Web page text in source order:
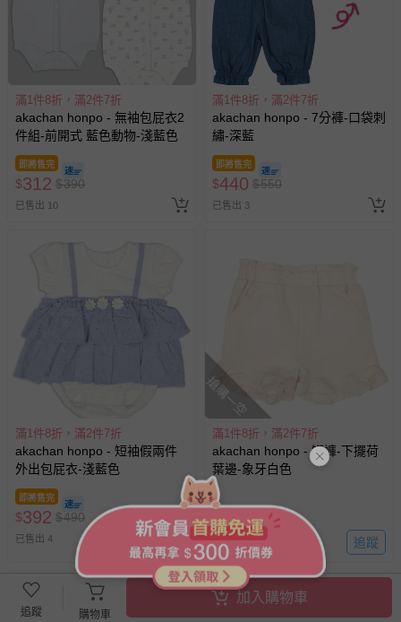
滿1件8折，滿2件7折
akachan honpo - 無袖包屁衣2
件組-前開式 藍色動物-淺藍色
即將售完
$312 $390
已售出 10
滿1件8折，滿2件7折
akachan honpo - 7分褲-口袋刺
繡-深藍
即將售完
$440 $550
已售出 3
滿1件8折，滿2件7折
akachan honpo - 短袖假兩件
外出包屁衣-淺藍色
即將售完
$392 $490
已售出 4
搶購一空
滿1件8折，滿2件7折
akachan honpo - 短褲-下擺荷
葉邊-象牙白色
$280 $350
已售出 6 追蹤
追蹤 購物車
加入購物車